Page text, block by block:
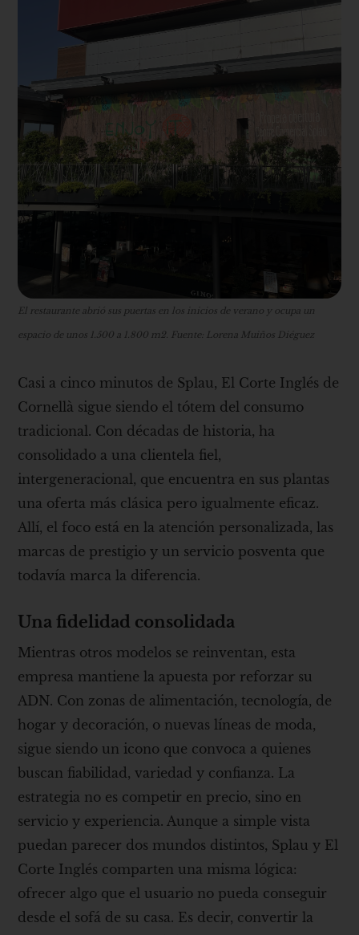
El restaurante abrió sus puertas en los inicios de verano y ocupa un
espacio de unos 1.500 a 1.800 m2. Fuente: Lorena Muiños Diéguez
Casi a cinco minutos de Splau, El Corte Inglés de
Cornellà sigue siendo el tótem del consumo
tradicional. Con décadas de historia, ha
consolidado a una clientela fiel,
intergeneracional, que encuentra en sus plantas
una oferta más clásica pero igualmente eficaz.
Allí, el foco está en la atención personalizada, las
marcas de prestigio y un servicio posventa que
todavía marca la diferencia.
Una fidelidad consolidada
Mientras otros modelos se reinventan, esta
empresa mantiene la apuesta por reforzar su
ADN. Con zonas de alimentación, tecnología, de
hogar y decoración, o nuevas líneas de moda,
sigue siendo un icono que convoca a quienes
buscan fiabilidad, variedad y confianza. La
estrategia no es competir en precio, sino en
servicio y experiencia. Aunque a simple vista
puedan parecer dos mundos distintos, Splau y El
Corte Inglés comparten una misma lógica:
ofrecer algo que el usuario no pueda conseguir
desde el sofá de su casa. Es decir, convertir la